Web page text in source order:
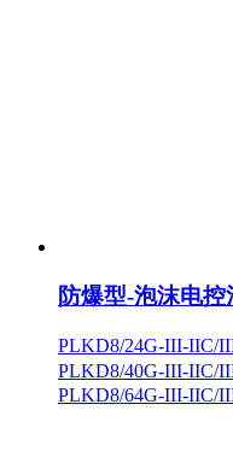
防爆型-泡沫电控
PLKD8/24G-III-IIC/
PLKD8/40G-III-IIC/
PLKD8/64G-III-IIC/